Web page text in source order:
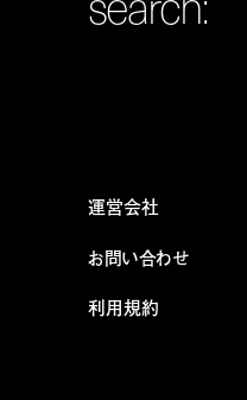
運営会社
お問い合わせ
利用規約